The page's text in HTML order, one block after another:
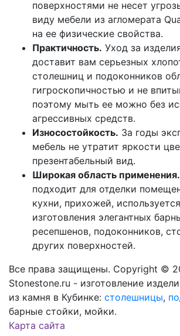
поверхностями не несет
виду мебели из агломерата
на ее физические свойства.
Практичность. Уход за
доставит вам серьезных
столешниц и подоконников
гигроскопичностью и не
поэтому мыть ее можно без
агрессивных средств.
Износостойкость. За годы
мебель не утратит яркости
презентабельный вид.
Широкая область применения.
подходит для отделки
кухни, прихожей,
изготовления элегантных
ресепшенов, подоконников,
других поверхностей.
Все права защищены. Copyright ©
Stonestone.ru - изготовление
из камня в Кубинке: столешницы,
барные стойки, мойки.
Карта сайта